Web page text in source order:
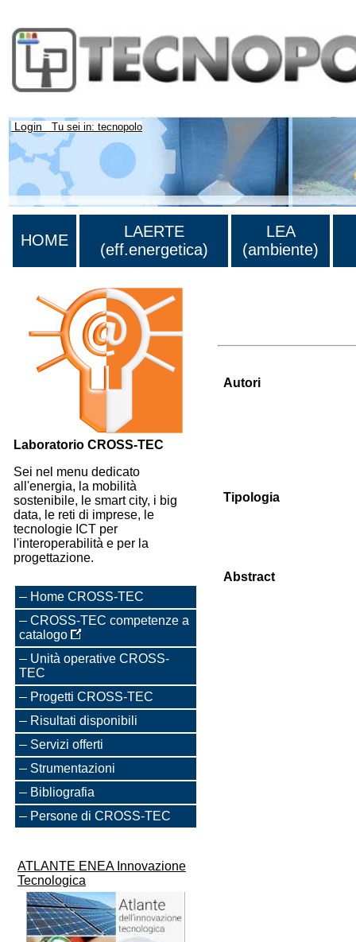
Login Tu sei in: tecnopolo
HOME
LAERTE
(eff.energetica)
LEA
(ambiente)
Laboratorio CROSS-TEC
Sei nel menu dedicato
all'energia, la mobilità
sostenibile, le smart city, i big
data, le reti di imprese, le
tecnologie ICT per
l'interoperabilità e per la
progettazione.
Home CROSS-TEC
CROSS-TEC competenze a
catalogo
Unità operative CROSS-
TEC
Progetti CROSS-TEC
Risultati disponibili
Servizi offerti
Strumentazioni
Bibliografia
Persone di CROSS-TEC
ATLANTE ENEA Innovazione
Tecnologica
Autori
Tipologia
Abstract